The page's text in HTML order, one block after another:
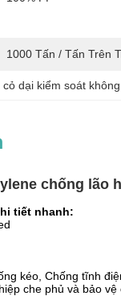
1000 Tấn / Tấn Trên
cỏ dại kiểm soát
chống lão
tiết nhanh:
kéo, Chống tĩnh
che phủ và bảo vệ